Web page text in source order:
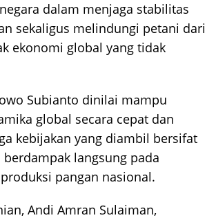
dalam menjaga stabilitas
sekaligus melindungi petani dari
ekonomi global yang tidak
Subianto dinilai mampu
global secara cepat dan
kebijakan yang diambil bersifat
langsung pada
pangan nasional.
Andi Amran Sulaiman,